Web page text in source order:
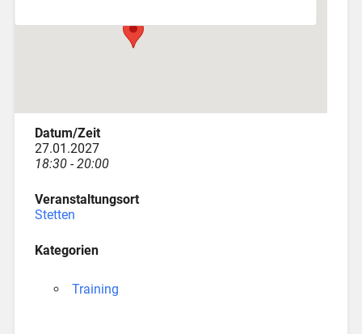
Datum/Zeit
27.01.2027
18:30 - 20:00
Veranstaltungsort
Stetten
Kategorien
Training